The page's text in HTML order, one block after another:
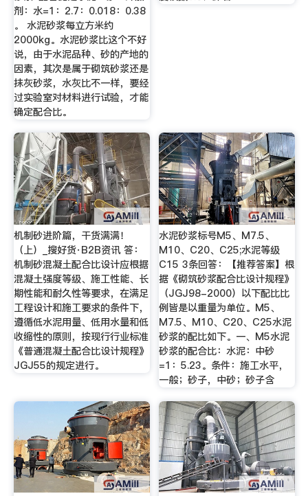
剂：水=1：2.7：0.018：0.38
。 水泥砂浆每立方米约
2000kg。水泥砂浆比这个不好
说，由于水泥品种、砂的产地的
因素，其次是属于砌筑砂浆还是
抹灰砂浆，水灰比不一样，要经
过实验室对材料进行试验，才能
确定配合比。
机制砂进阶篇，干货满满！
（上）_搜好货·B2B资讯 答：
机制砂混凝土配合比设计应根据
混凝土强度等级、施工性能、长
期性能和耐久性等要求，在满足
工程设计和施工要求的条件下，
遵循低水泥用量、低用水量和低
收缩性的原则，按现行行业标准
《普通混凝土配合比设计规程》
JGJ55的规定进行。
水泥砂浆标号M5、M7.5、
M10、C20、C25;水泥等级
C15 3条回答：【推荐答案】根
据《砌筑砂浆配合比设计规程》
（JGJ98-2000）以下配比比
例皆是以重量为单位。M5、
M7.5、M10、C20、C25水泥
砂浆的配比如下。一、M5水泥
砂浆的配合比：水泥：中砂
=1：5.23。条件：施工水平，
一般；砂子，中砂；砂子含